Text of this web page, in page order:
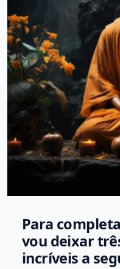
Para
vou deixar
incríveis a